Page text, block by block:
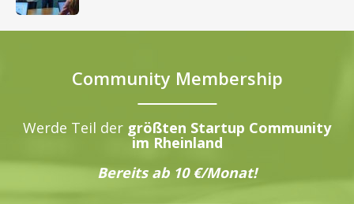
Community Membership
Werde Teil der größten Startup Community
im Rheinland
Bereits ab 10 €/Monat!